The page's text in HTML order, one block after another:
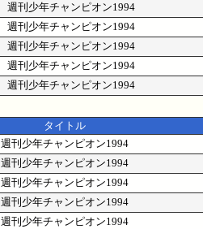
週刊少年チャンピオン1994
週刊少年チャンピオン1994
週刊少年チャンピオン1994
週刊少年チャンピオン1994
週刊少年チャンピオン1994
タイトル
週刊少年チャンピオン1994
週刊少年チャンピオン1994
週刊少年チャンピオン1994
週刊少年チャンピオン1994
週刊少年チャンピオン1994